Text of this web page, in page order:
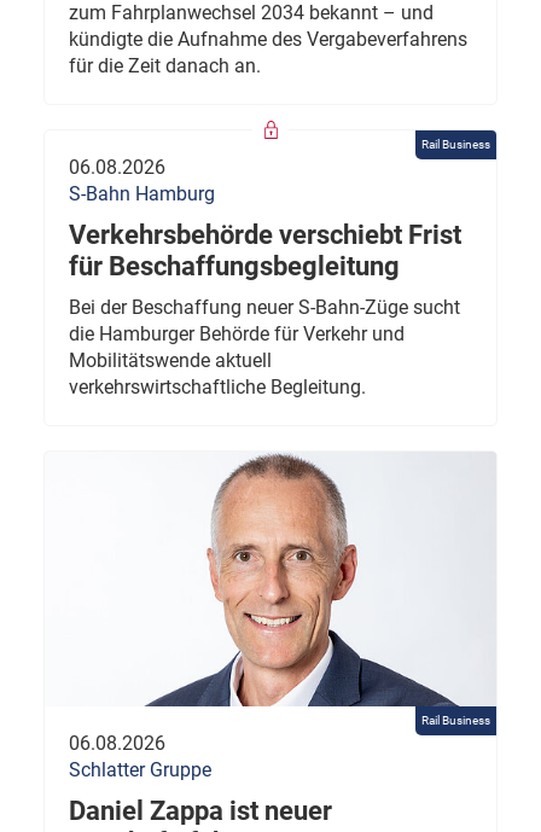
zum Fahrplanwechsel 2034 bekannt – und
kündigte die Aufnahme des Vergabeverfahrens
für die Zeit danach an.
Rail Business
06.08.2026
S-Bahn Hamburg
Verkehrsbehörde verschiebt Frist
für Beschaffungsbegleitung
Bei der Beschaffung neuer S-Bahn-Züge sucht
die Hamburger Behörde für Verkehr und
Mobilitätswende aktuell
verkehrswirtschaftliche Begleitung.
Rail Business
06.08.2026
Schlatter Gruppe
Daniel Zappa ist neuer